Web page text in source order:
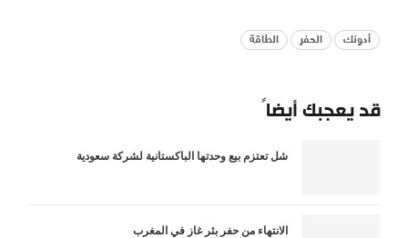
أدونك الحفر الطاقة
قد يعجبك أيضاً
شل تعتزم بيع وحدتها الباكستانية لشركة سعودية
الانتهاء من حفر بئر غاز في المغرب